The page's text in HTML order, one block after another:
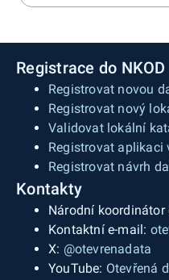
Registrace do NKOD
Registrovat novou
Registrovat nový
Validovat lokální
Registrovat aplikaci
Registrovat návrh
Kontakty
Národní
Kontaktní e-mail:
X: @otevrenadata
YouTube: Otevřená